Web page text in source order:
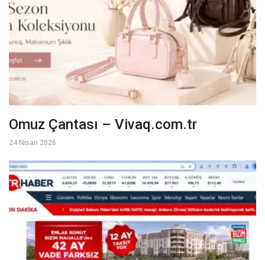
Omuz Çantası – Vivaq.com.tr
24 Nisan 2026